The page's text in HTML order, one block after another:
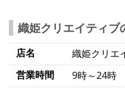
織姫クリエイティブ
店名
織姫クリエ
営業時間
9時～24時